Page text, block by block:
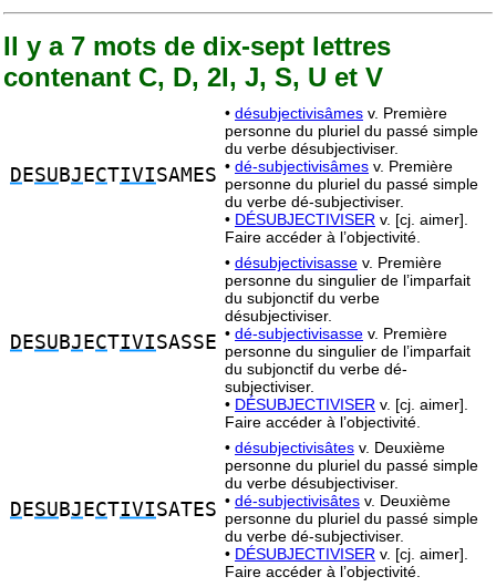
Il y a 7 mots de dix-sept lettres
contenant C, D, 2I, J, S, U et V
D ESU BJ ECTIVISAMES
• désubjectivisâmes v. Première
personne du pluriel du passé simple
du verbe désubjectiviser.
• dé-subjectivisâmes v. Première
personne du pluriel du passé simple
du verbe dé-subjectiviser.
• DÉSUBJECTIVISER v. [cj. aimer].
Faire accéder à l’objectivité.
D ESU BJ ECTIVISASSE
• désubjectivisasse v. Première
personne du singulier de l’imparfait
du subjonctif du verbe
désubjectiviser.
• dé-subjectivisasse v. Première
personne du singulier de l’imparfait
du subjonctif du verbe dé-
subjectiviser.
• DÉSUBJECTIVISER v. [cj. aimer].
Faire accéder à l’objectivité.
D ESU BJ ECTIVISATES
• désubjectivisâtes v. Deuxième
personne du pluriel du passé simple
du verbe désubjectiviser.
• dé-subjectivisâtes v. Deuxième
personne du pluriel du passé simple
du verbe dé-subjectiviser.
• DÉSUBJECTIVISER v. [cj. aimer].
Faire accéder à l’objectivité.